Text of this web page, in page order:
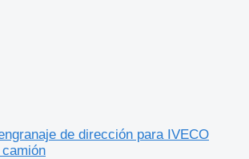
de dirección para IVECO